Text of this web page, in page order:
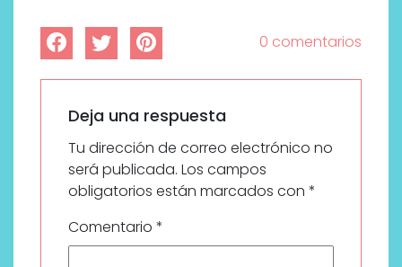
0 comentarios
Deja una respuesta
Tu dirección de correo electrónico no
será publicada. Los campos
obligatorios están marcados con *
Comentario *